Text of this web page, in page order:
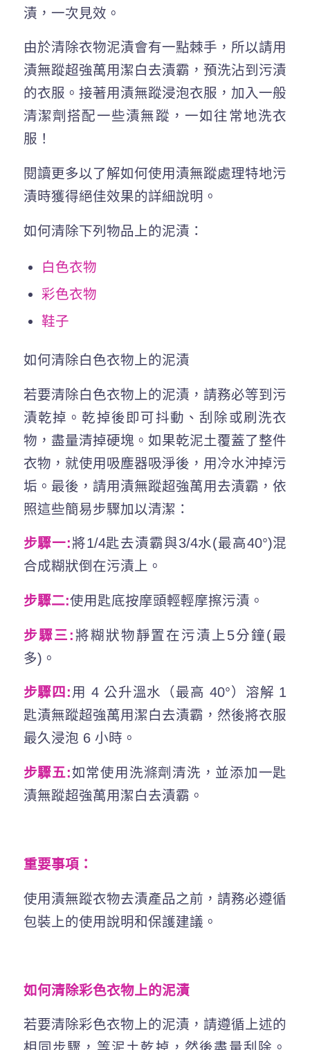
漬，一次見效。
由於清除衣物泥漬會有一點棘手，所以請用
漬無蹤超強萬用潔白去漬霸，預洗沾到污漬
的衣服。接著用漬無蹤浸泡衣服，加入一般
清潔劑搭配一些漬無蹤，一如往常地洗衣
服！
閱讀更多以了解如何使用漬無蹤處理特地污
漬時獲得絕佳效果的詳細說明。
如何清除下列物品上的泥漬：
白色衣物
彩色衣物
鞋子
如何清除白色衣物上的泥漬
若要清除白色衣物上的泥漬，請務必等到污
漬乾掉。乾掉後即可抖動、刮除或刷洗衣
物，盡量清掉硬塊。如果乾泥土覆蓋了整件
衣物，就使用吸塵器吸淨後，用冷水沖掉污
垢。最後，請用漬無蹤超強萬用去漬霸，依
照這些簡易步驟加以清潔：
步驟一:將1/4匙去漬霸與3/4水(最高40°)混
合成糊狀倒在污漬上。
步驟二:使用匙底按摩頭輕輕摩擦污漬。
步驟三:將糊狀物靜置在污漬上5分鐘(最
多)。
步驟四: 用 4 公升溫水（最高 40°）溶解 1
匙漬無蹤超強萬用潔白去漬霸，然後將衣服
最久浸泡 6 小時。
步驟五:如常使用洗滌劑清洗，並添加一匙
漬無蹤超強萬用潔白去漬霸。
重要事項：
使用漬無蹤衣物去漬產品之前，請務必遵循
包裝上的使用說明和保護建議。
如何清除彩色衣物上的泥漬
若要清除彩色衣物上的泥漬，請遵循上述的